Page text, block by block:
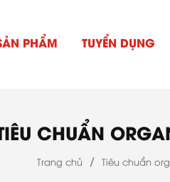
PHẨM TUYỂN DỤNG
CHUẨN
Trang chủ / Tiêu chuẩn